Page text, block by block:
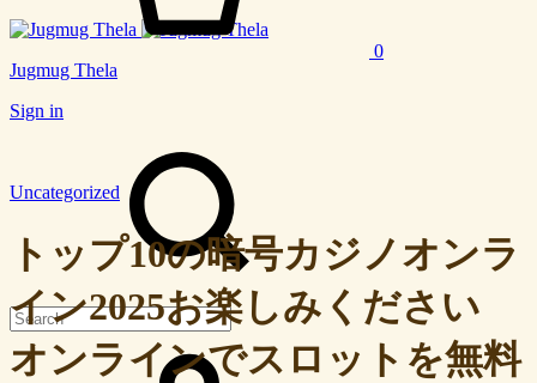
Jugmug Thela
Sign in
Cart
0
Uncategorized
トップ10の暗号カジノオンラ
イン2025お楽しみください
オンラインでスロットを無料